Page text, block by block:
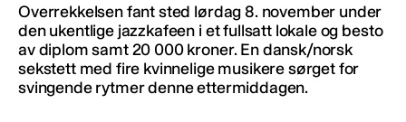
Overrekkelsen fant sted lørdag 8. november under
den ukentlige jazzkafeen i et fullsatt lokale og besto
av diplom samt 20 000 kroner. En dansk/norsk
sekstett med fire kvinnelige musikere sørget for
svingende rytmer denne ettermiddagen.